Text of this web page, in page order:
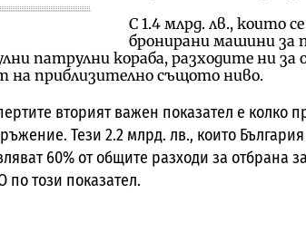
С 1.4 млрд. лв., които
бронирани машини за
патрулни кораба, разходите ни
на приблизително същото ниво.
вторият важен показател е колко
Тези 2.2 млрд. лв., които
60% от общите разходи за отбрана
по този показател.